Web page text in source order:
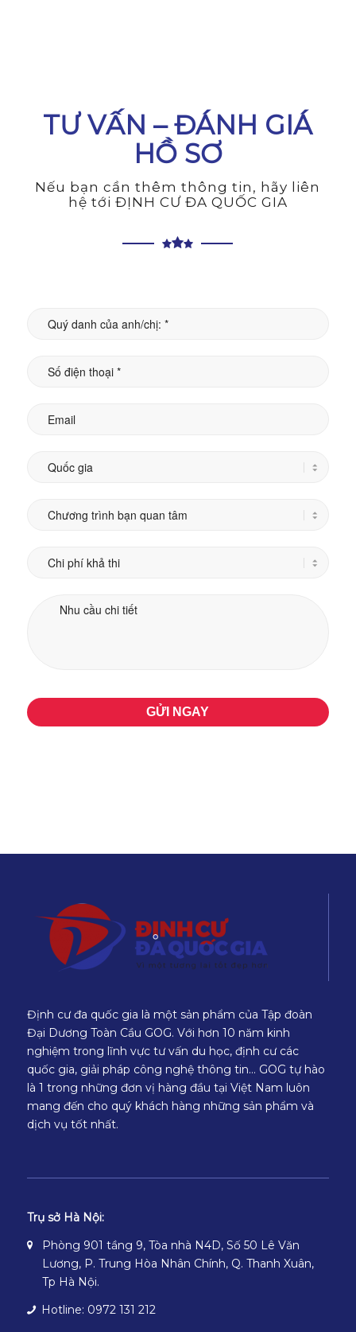
TƯ VẤN – ĐÁNH GIÁ
HỒ SƠ
Nếu bạn cần thêm thông tin, hãy liên
hệ tới ĐỊNH CƯ ĐA QUỐC GIA
Định cư đa quốc gia là một sản phẩm của Tập đoàn
Đại Dương Toàn Cầu GOG. Với hơn 10 năm kinh
nghiệm trong lĩnh vực tư vấn du học, định cư các
quốc gia, giải pháp công nghệ thông tin… GOG tự hào
là 1 trong những đơn vị hàng đầu tại Việt Nam luôn
mang đến cho quý khách hàng những sản phẩm và
dịch vụ tốt nhất.
Trụ sở Hà Nội:
Phòng 901 tầng 9, Tòa nhà N4D, Số 50 Lê Văn
Lương, P. Trung Hòa Nhân Chính, Q. Thanh Xuân,
Tp Hà Nội.
Hotline: 0972 131 212